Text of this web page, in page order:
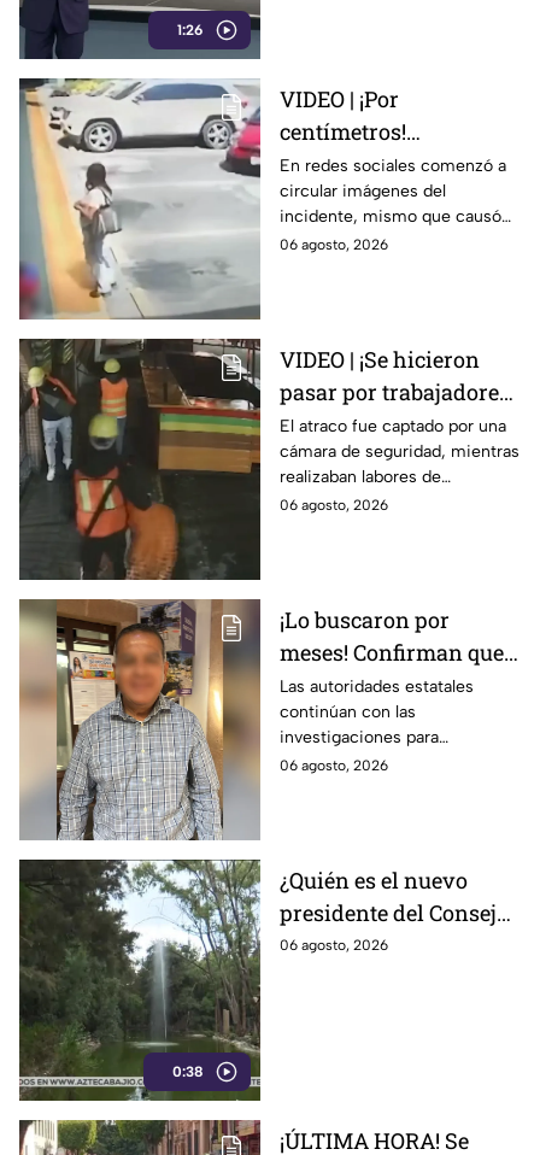
1:26
VIDEO | ¡Por
centímetros!
Automovilista casi
4tropella a una familia
en reconocida plaza
comercial
En redes sociales comenzó a
circular imágenes del
incidente, mismo que causó
diversas reacciones entre los
06 agosto, 2026
VIDEO | ¡Se hicieron
pasar por trabajadores!
Al menos 12
delincuentes sustraen
dinero y diversas
pertenencias de un
El atraco fue captado por una
cámara de seguridad, mientras
realizaban labores de
mantenimiento.
06 agosto, 2026
¡Lo buscaron por
meses! Confirman que
el Delegado de La
Sandía en León fue
localizado sin vid4
Las autoridades estatales
continúan con las
investigaciones para
esclarecer el caso.
06 agosto, 2026
0:38
¿Quién es el nuevo
presidente del Consejo
del Zoológico de León?
06 agosto, 2026
¡ÚLTIMA HORA! Se